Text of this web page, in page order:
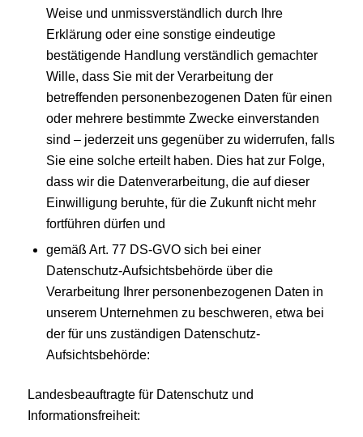
Weise und unmissverständlich durch Ihre
Erklärung oder eine sonstige eindeutige
bestätigende Handlung verständlich gemachter
Wille, dass Sie mit der Verarbeitung der
betreffenden personenbezogenen Daten für einen
oder mehrere bestimmte Zwecke einverstanden
sind – jederzeit uns gegenüber zu widerrufen, falls
Sie eine solche erteilt haben. Dies hat zur Folge,
dass wir die Datenverarbeitung, die auf dieser
Einwilligung beruhte, für die Zukunft nicht mehr
fortführen dürfen und
gemäß Art. 77 DS-GVO sich bei einer
Datenschutz-Aufsichtsbehörde über die
Verarbeitung Ihrer personenbezogenen Daten in
unserem Unternehmen zu beschweren, etwa bei
der für uns zuständigen Datenschutz-
Aufsichtsbehörde:
Landesbeauftragte für Datenschutz und
Informationsfreiheit: